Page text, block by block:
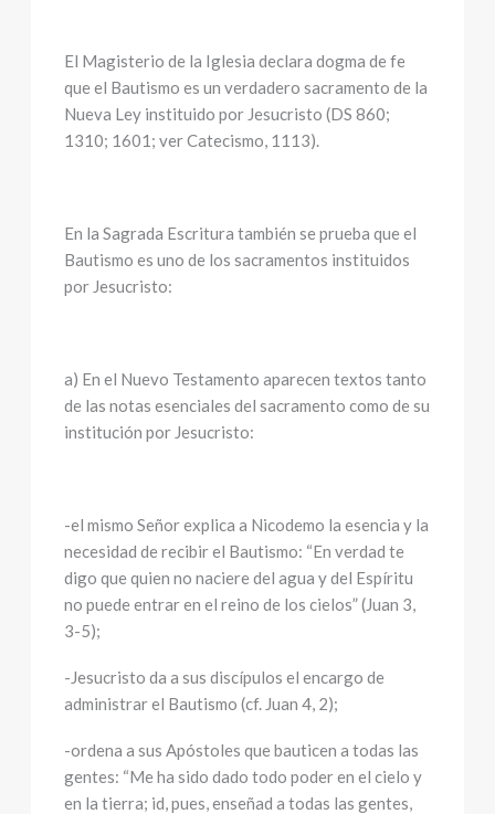
El Magisterio de la Iglesia declara dogma de fe
que el Bautismo es un verdadero sacramento de la
Nueva Ley instituido por Jesucristo (DS 860;
1310; 1601; ver Catecismo, 1113).
En la Sagrada Escritura también se prueba que el
Bautismo es uno de los sacramentos instituidos
por Jesucristo:
a) En el Nuevo Testamento aparecen textos tanto
de las notas esenciales del sacramento como de su
institución por Jesucristo:
-el mismo Señor explica a Nicodemo la esencia y la
necesidad de recibir el Bautismo: “En verdad te
digo que quien no naciere del agua y del Espíritu
no puede entrar en el reino de los cielos” (Juan 3,
3-5);
-Jesucristo da a sus discípulos el encargo de
administrar el Bautismo (cf. Juan 4, 2);
-ordena a sus Apóstoles que bauticen a todas las
gentes: “Me ha sido dado todo poder en el cielo y
en la tierra; id, pues, enseñad a todas las gentes,